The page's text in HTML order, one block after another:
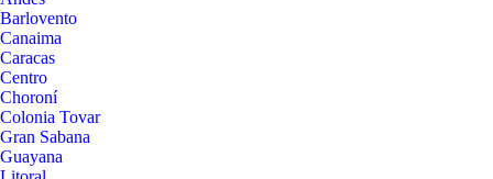
Barlovento
Canaima
Caracas
Centro
Choroní
Colonia Tovar
Gran Sabana
Guayana